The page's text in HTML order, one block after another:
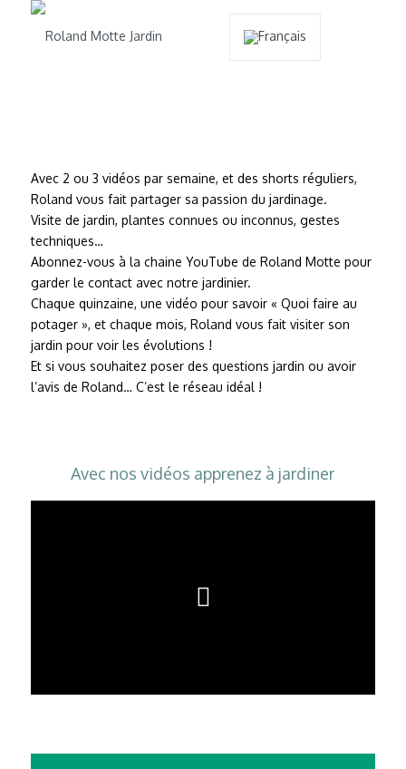
Avec 2 ou 3 vidéos par semaine, et des shorts réguliers,
Roland vous fait partager sa passion du jardinage.
Visite de jardin, plantes connues ou inconnus, gestes
techniques…
Abonnez-vous à la chaine YouTube de Roland Motte pour
garder le contact avec notre jardinier.
Chaque quinzaine, une vidéo pour savoir « Quoi faire au
potager », et chaque mois, Roland vous fait visiter son
jardin pour voir les évolutions !
Et si vous souhaitez poser des questions jardin ou avoir
l’avis de Roland… C’est le réseau idéal !
Avec nos vidéos apprenez à jardiner